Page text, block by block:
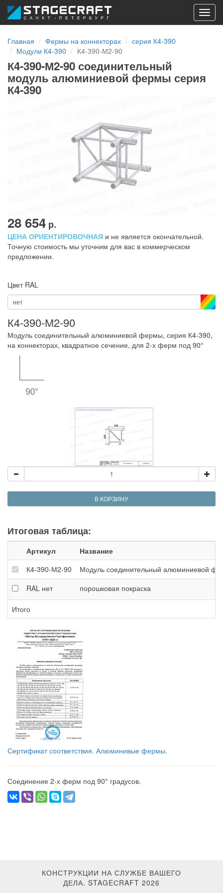
Главная
Фермы на коннекторах
серия К4-390
Модули К4-390
К4-390-М2-90
К4-390-М2-90 соединительный
модуль алюминиевой фермы серия
К4-390
28 654 р.
ЦЕНА ОРИЕНТИРОВОЧНАЯ и не является окончательной.
Точную стоимость мы уточним для вас в коммерческом
предложении.
Цвет RAL
нет
К4-390-М2-90
Модуль соединительный алюминиевой фермы, серия К4-390,
на коннекторах, квадратное сечение, для 2-х ферм под 90°
В КОРЗИНУ
Итоговая таблица:
Артикул
Название
К4-390-М2-90
Модуль соединительный алюминиевой
RAL нет порошковая покраска
Итого
Сертификат соответствия. Алюминивые фермы.
Соединение 2-х ферм под 90° градусов.
КОНСТРУКЦИИ НА СЛУЖБЕ ВАШЕГО
ДЕЛА. STAGEСRAFT 2026